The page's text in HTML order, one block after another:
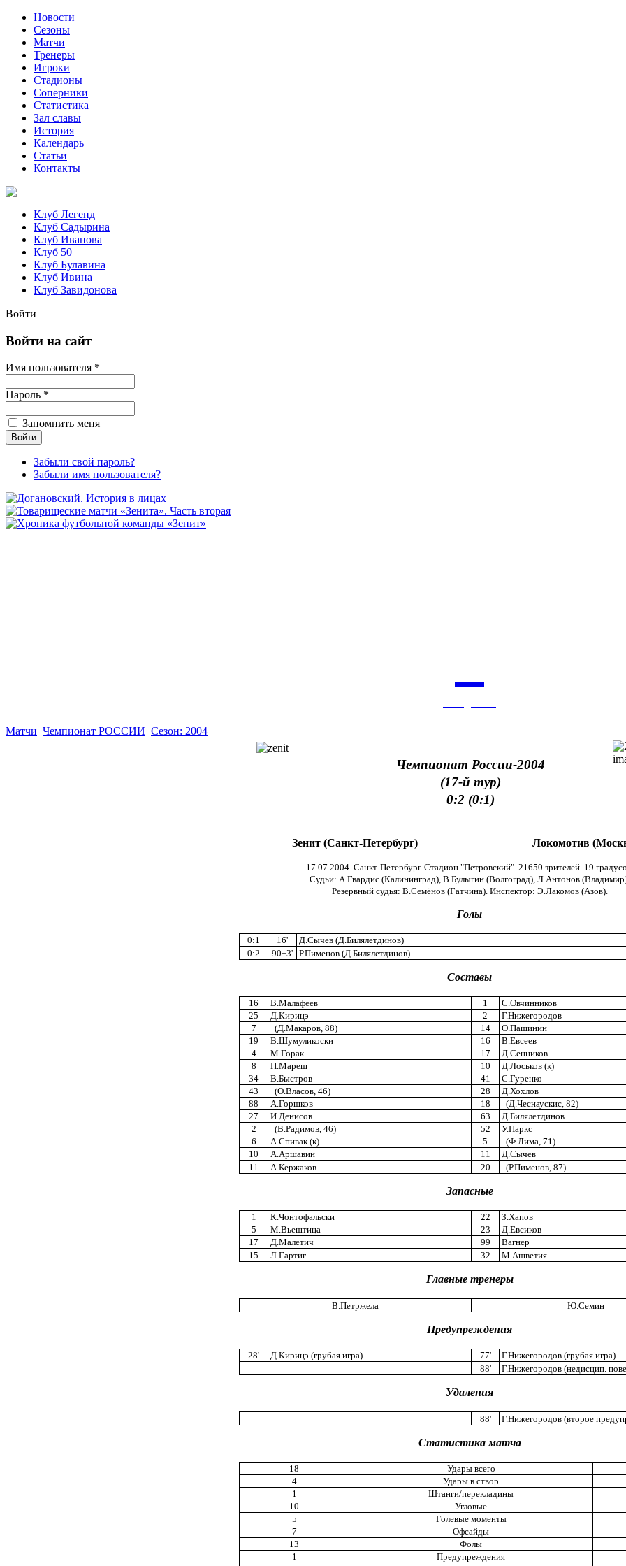
Новости
Сезоны
Матчи
Тренеры
Игроки
Стадионы
Соперники
Статистика
Зал славы
История
Календарь
Статьи
Контакты
Клуб Легенд
Клуб Садырина
Клуб Иванова
Клуб 50
Клуб Булавина
Клуб Ивина
Клуб Завидонова
Войти
Войти на сайт
Имя пользователя *
Пароль *
Запомнить меня
Забыли свой пароль?
Забыли имя пользователя?
Матчи Чемпионат РОССИИ Сезон: 2004
Чемпионат России-2004
(17-й тур)
0:2 (0:1)
Зенит (Санкт-Петербург) Локомотив
17.07.2004. Санкт-Петербург. Стадион "Петровский". 21650 зрителей. 19
Судьи: А.Гвардис (Калининград), В.Булыгин (Волгоград), Л.Антонов
Резервный судья: В.Семёнов (Гатчина). Инспектор: Э.Лакомов (Азов).
Голы
0:1 16'
Д.Сычев (Д.Билялетдинов)
0:2
90+3' Р.Пименов (Д.Билялетдинов)
Составы
16 В.Малафеев 1
C.Овчинников
25
Д.Кирицэ 2
Г.Нижегородов
7
(Д.Макаров, 88) 14
О.Пашинин
19
В.Шумуликоски 16
В.Евсеев
4
М.Горак 17
Д.Сенников
8
П.Мареш 10
Д.Лоськов (к)
34
В.Быстров 41
С.Гуренко
43
(О.Власов, 46) 28
Д.Хохлов
88
А.Горшков 18
(Д.Чеснаускис, 82)
27
И.Денисов 63
Д.Билялетдинов
2
(В.Радимов, 46) 52
У.Паркс
6
А.Спивак (к) 5
(Ф.Лима, 71)
10
А.Аршавин 11
Д.Сычев
11
А.Кержаков 20 (Р.Пименов, 87)
Запасные
1 К.Чонтофальски 22
З.Хапов
5
М.Вьештица 23
Д.Евсиков
17
Д.Малетич 99
Вагнер
15
Л.Гартиг 32 М.Ашветия
Главные тренеры
В.Петржела Ю.Семин
Предупреждения
28' Д.Кирицэ (грубая игра) 77'
Г.Нижегородов (грубая игра)
88'
Г.Нижегородов (недисцип.
Удаления
88' Г.Нижегородов (второе
Статистика матча
18 Удары всего
4
Удары в створ
1
Штанги/перекладины
10
Угловые
5
Голевые моменты
7
Офсайды
13
Фолы
1
Предупреждения